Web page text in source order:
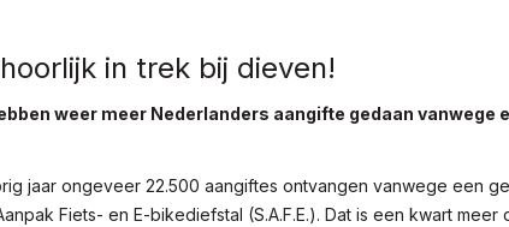
in trek bij dieven!
weer meer Nederlanders aangifte gedaan vanwege
jaar ongeveer 22.500 aangiftes ontvangen vanwege een
Fiets- en E-bikediefstal (S.A.F.E.). Dat is een kwart meer